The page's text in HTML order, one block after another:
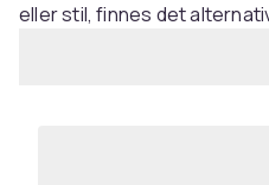
eller stil, finnes det